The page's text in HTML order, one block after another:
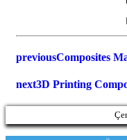
previousComposites
next3D Printing